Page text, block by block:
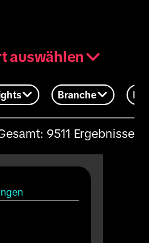
auswählen
Branche
9511 Ergebnisse